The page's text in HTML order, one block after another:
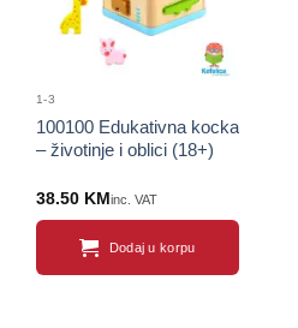
1-3
100100 Edukativna kocka
– životinje i oblici (18+)
38.50 KM inc. VAT
Dodaj u korpu